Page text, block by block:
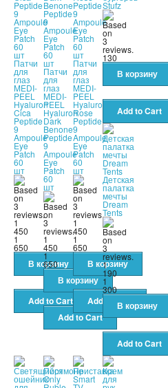
Патчи
для
глаз
MEDI-
PEEL
Hyaluron
Cica
Peptide
9
Ampoule
Eye
Patch
60
шт
1
450
1
650
Патчи
для
глаз
MEDI-
PEEL
Hyaluron
Dark
Benone
Peptide
9
Ampoule
Eye
Patch
60
шт
1
450
1
650
Патчи
для
глаз
MEDI-
PEEL
Hyaluron
Rose
Peptide
9
Ampoule
Eye
Patch
60
шт
1
450
1
650
Stufz
130
Детская
палатка
мечты
Dream
Tents
1
190
1
300